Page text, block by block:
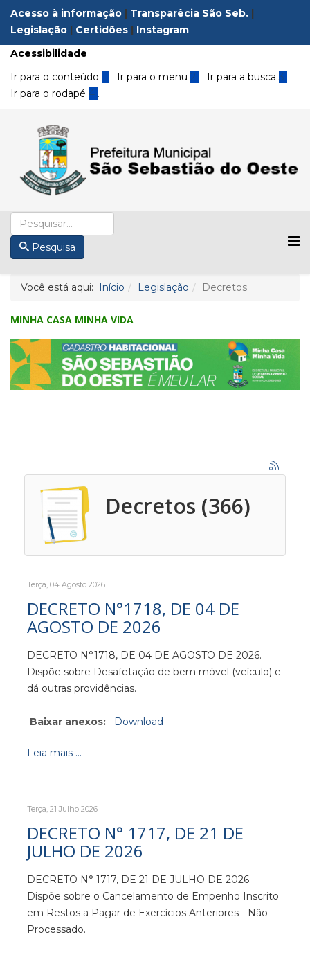
Acesso à informação | Transparêcia São Seb. |
Legislação | Certidões | Instagram
Acessibilidade
Ir para o conteúdo 1 Ir para o menu 2 Ir para a busca3
Ir para o rodapé 4 .
Pesquisa
Você está aqui: Início Legislação Decretos
MINHA CASA MINHA VIDA
Decretos (366)
Terça, 04 Agosto 2026
DECRETO N°1718, DE 04 DE
AGOSTO DE 2026
DECRETO N°1718, DE 04 DE AGOSTO DE 2026.
Dispõe sobre Desafetação de bem móvel (veículo) e
dá outras providências.
Baixar anexos: Download
Leia mais ...
Terça, 21 Julho 2026
DECRETO N° 1717, DE 21 DE
JULHO DE 2026
DECRETO N° 1717, DE 21 DE JULHO DE 2026.
Dispõe sobre o Cancelamento de Empenho Inscrito
em Restos a Pagar de Exercícios Anteriores - Não
Processado.